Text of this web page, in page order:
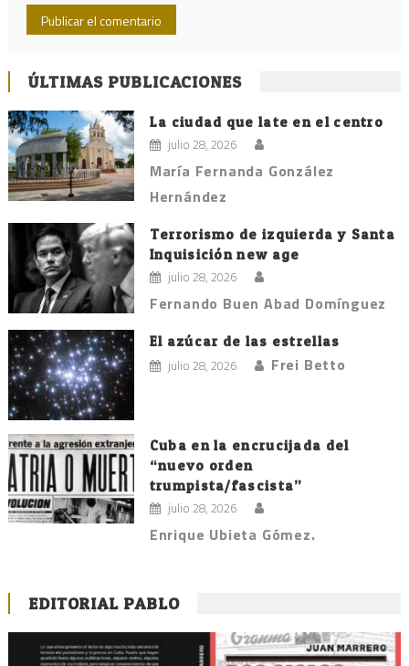
ÚLTIMAS PUBLICACIONES
La ciudad que late en el centro
julio 28, 2026
María Fernanda González
Hernández
Terrorismo de izquierda y Santa
Inquisición new age
julio 28, 2026
Fernando Buen Abad Domínguez
El azúcar de las estrellas
julio 28, 2026 Frei Betto
Cuba en la encrucijada del
“nuevo orden
trumpista/fascista”
julio 28, 2026
Enrique Ubieta Gómez.
EDITORIAL PABLO